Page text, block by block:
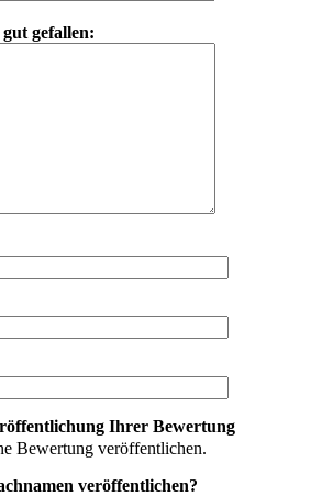
gefallen:
Ihrer Bewertung
Bewertung veröffentlichen.
veröffentlichen?